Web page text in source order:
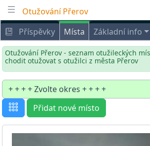
Otužování Přerov
Příspěvky
Místa Základní info
Otužování Přerov - seznam otužileckých
chodit otužovat s otužilci z města Přerov
Přidat nové místo